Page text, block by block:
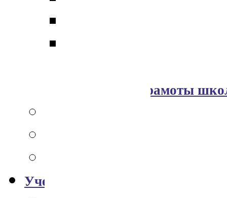
Дипломы и грамоты
Учебная работа